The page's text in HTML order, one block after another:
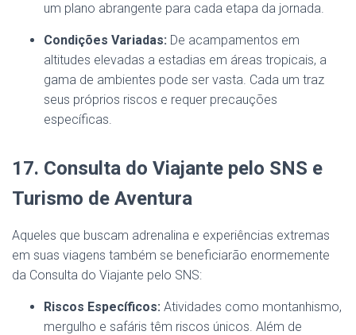
um plano abrangente para cada etapa da jornada.
Condições Variadas: De acampamentos em
altitudes elevadas a estadias em áreas tropicais, a
gama de ambientes pode ser vasta. Cada um traz
seus próprios riscos e requer precauções
específicas.
17. Consulta do Viajante pelo SNS e
Turismo de Aventura
Aqueles que buscam adrenalina e experiências extremas
em suas viagens também se beneficiarão enormemente
da Consulta do Viajante pelo SNS:
Riscos Específicos: Atividades como montanhismo,
mergulho e safáris têm riscos únicos. Além de